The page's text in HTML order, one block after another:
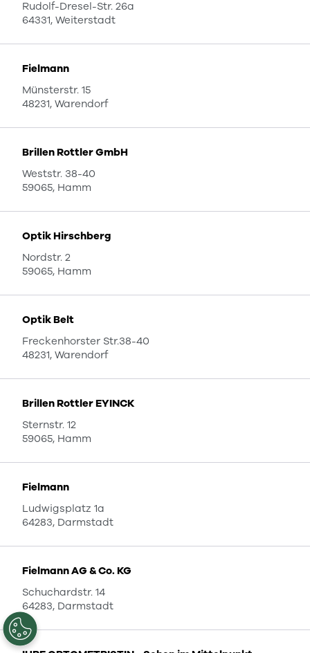
Rudolf-Dresel-Str. 26a
64331, Weiterstadt
Fielmann
Münsterstr. 15
48231, Warendorf
Brillen Rottler GmbH
Weststr. 38-40
59065, Hamm
Optik Hirschberg
Nordstr. 2
59065, Hamm
Optik Belt
Freckenhorster Str.38-40
48231, Warendorf
Brillen Rottler EYINCK
Sternstr. 12
59065, Hamm
Fielmann
Ludwigsplatz 1a
64283, Darmstadt
Fielmann AG & Co. KG
Schuchardstr. 14
64283, Darmstadt